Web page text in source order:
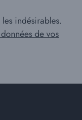
indésirables.
de vos